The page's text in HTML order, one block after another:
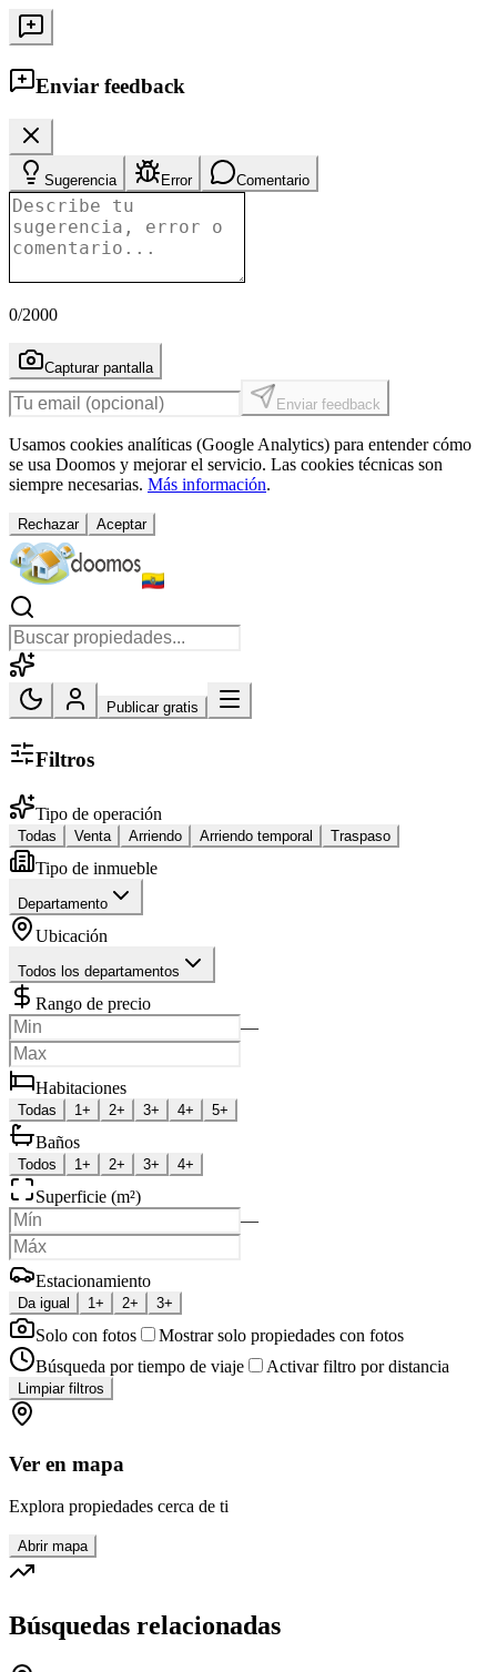
Enviar feedback
Sugerencia Error Comentario
0/2000
Capturar pantalla
Enviar feedback
Usamos cookies analíticas (Google Analytics) para entender cómo
se usa Doomos y mejorar el servicio. Las cookies técnicas son
siempre necesarias. Más información.
Rechazar Aceptar
Publicar gratis
Filtros
Tipo de operación
Todas Venta Arriendo Arriendo temporal Traspaso
Tipo de inmueble
Departamento
Ubicación
Todos los departamentos
Rango de precio
—
Habitaciones
Todas 1+ 2+ 3+ 4+ 5+
Baños
Todos 1+ 2+ 3+ 4+
Superficie (m²)
—
Estacionamiento
Da igual 1+ 2+ 3+
Solo con fotos
Mostrar solo propiedades con fotos
Búsqueda por tiempo de viaje
Activar filtro por distancia
Limpiar filtros
Ver en mapa
Explora propiedades cerca de ti
Abrir mapa
Búsquedas relacionadas